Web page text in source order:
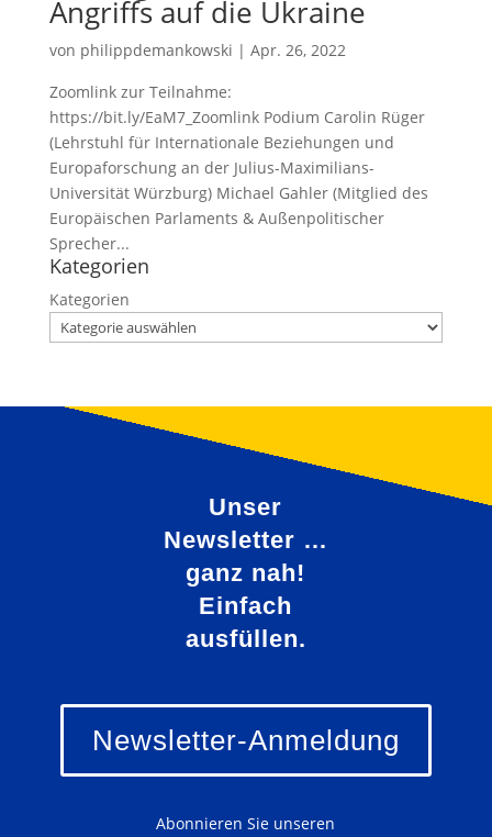
Angriffs auf die Ukraine
von philippdemankowski | Apr. 26, 2022
Zoomlink zur Teilnahme:
https://bit.ly/EaM7_Zoomlink Podium Carolin Rüger
(Lehrstuhl für Internationale Beziehungen und
Europaforschung an der Julius-Maximilians-
Universität Würzburg) Michael Gahler (Mitglied des
Europäischen Parlaments & Außenpolitischer
Sprecher...
Kategorien
Kategorien
Unser
Newsletter …
ganz nah!
Einfach
ausfüllen.
Newsletter-Anmeldung
Abonnieren Sie unseren